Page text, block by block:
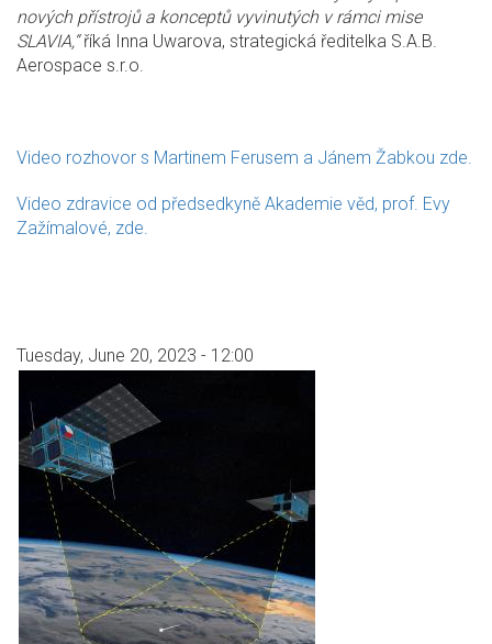
nových přístrojů a konceptů vyvinutých v rámci mise
SLAVIA,“říká Inna Uwarova, strategická ředitelka S.A.B.
Aerospace s.r.o.
Video rozhovor s Martinem Ferusem a Jánem Žabkou zde.
Video zdravice od předsedkyně Akademie věd, prof. Evy
Zažímalové, zde.
Tuesday, June 20, 2023 - 12:00